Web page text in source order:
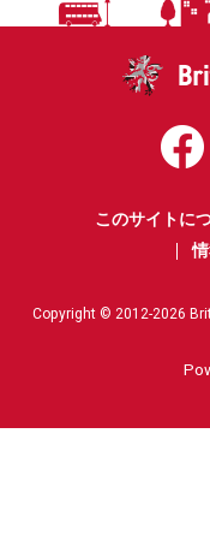
このサイトに
Copyright © 2012-2026